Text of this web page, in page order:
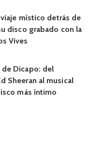
místico detrás de
su disco grabado con la
Vives
de Dicapo: del
Sheeran al musical
más íntimo